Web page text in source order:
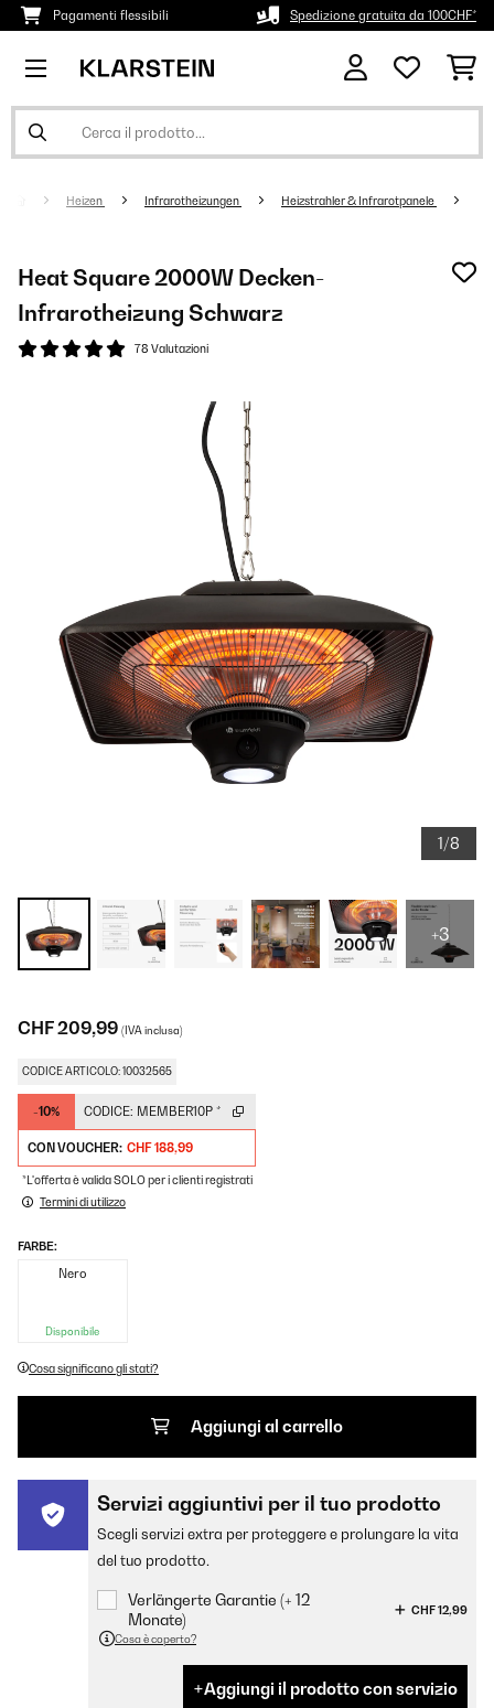
Pagamenti flessibili Spedizione gratuita da 100CHF*
Heizen Infrarotheizungen Heizstrahler & Infrarotpanele
Heat Square 2000W Decken-
Infrarotheizung Schwarz
78 Valutazioni
1/8
+3
CHF 209,99 (IVA inclusa)
CODICE ARTICOLO: 10032565
-10% CODICE: MEMBER10P *
CON VOUCHER: CHF 188,99
*L'offerta è valida SOLO per i clienti registrati
Termini di utilizzo
FARBE:
Nero
Disponibile
Cosa significano gli stati?
Aggiungi al carrello
Servizi aggiuntivi per il tuo prodotto
Scegli servizi extra per proteggere e prolungare la vita
del tuo prodotto.
Verlängerte Garantie (+ 12
Monate)
CHF 12,99
Cosa è coperto?
Aggiungi il prodotto con servizio